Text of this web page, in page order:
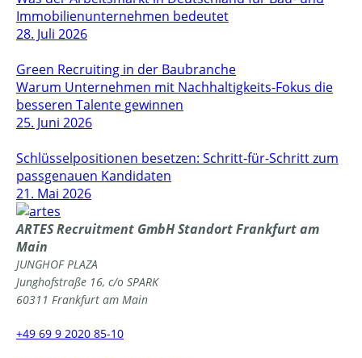
Immobilienunternehmen bedeutet
28. Juli 2026
Green Recruiting in der Baubranche
Warum Unternehmen mit Nachhaltigkeits-Fokus die
besseren Talente gewinnen
25. Juni 2026
Schlüsselpositionen besetzen: Schritt-für-Schritt zum
passgenauen Kandidaten
21. Mai 2026
ARTES Recruitment GmbHStandort Frankfurt am
Main
JUNGHOF PLAZA
Junghofstraße 16, c/o SPARK
60311 Frankfurt am Main
+49 69 9 2020 85-10